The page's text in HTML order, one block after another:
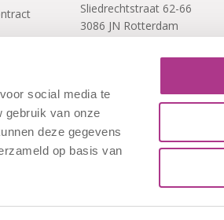
social media te
gebruik van onze
deze gegevens
op basis van
Sliedrechtstraat 62-66
3086 JN Rotterdam